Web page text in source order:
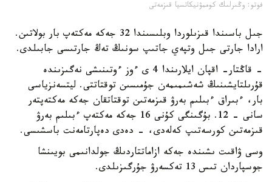
فوتو: وڭىرلىك كوممۋنيكاتسيا قىزمەتى
جىل باسىندا قىزىلوردا وبلىسىندا 32 جەكە مەكتەپ بار بولاتىن.
ارادا جارتى جىل وتپەي جاتىپ سونىڭ تەڭ جارتىسى جابىلدى.
- قاڭتار- اقپان ايلارىندا 4 ى ءوز ءوتىنىشى نەگىزىندە
قۇرىلتايشىنىڭ شەشىمىمەن جۇمىسىن توقتاتتى. ليتسەنزياسى
بار، ءبىراق ءبىلىم بەرۋ قىزمەتىن توقتاتقان جەكە مەكتەپتەر
سانى - 12. بۇگىنگى كۇنى 16 جەكە مەكتەپ ءبىلىم بەرۋ
قىزمەتىن كورسەتىپ كەلەدى، - دەدى دەپارتامەنت باسشىسى.
وسى ۋاقىت ىشىندە جەكە ازاماتتاردىڭ جولدانىمى بويىنشا
جوسپاردان تىس 13 تەكسەرۋ جۇرگىزىلدى.